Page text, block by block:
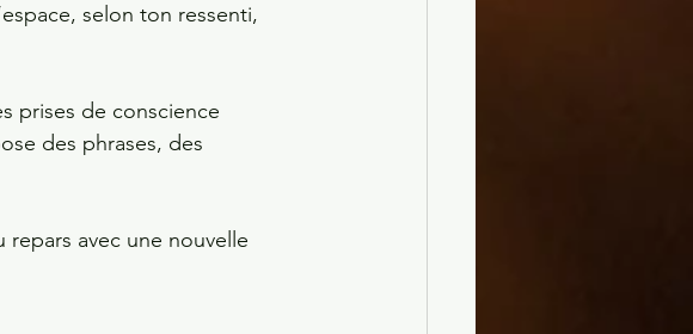
selon ton ressenti,
prises de conscience
des phrases, des
avec une nouvelle